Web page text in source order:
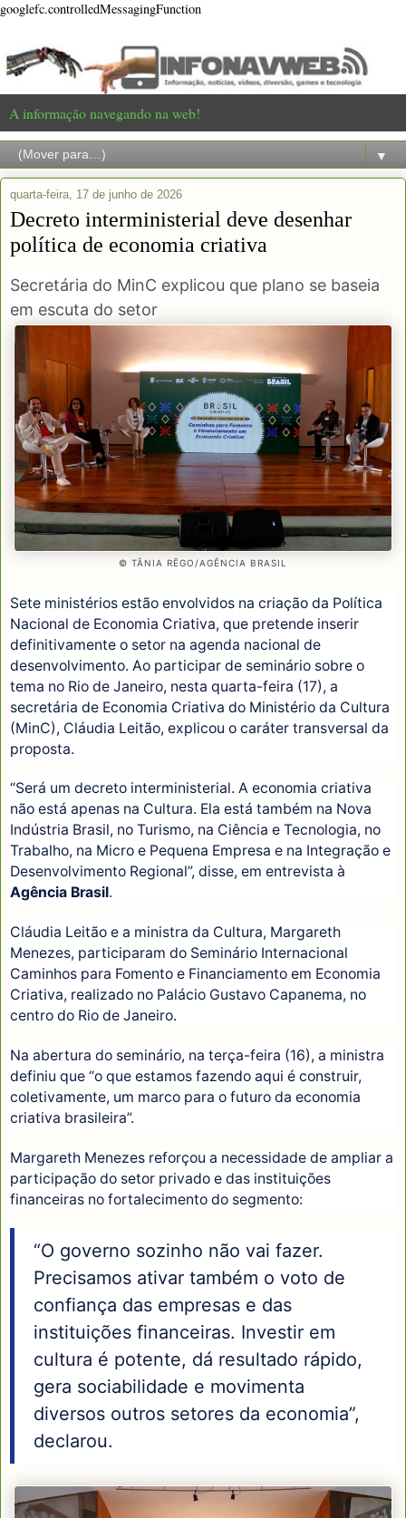
googlefc.controlledMessagingFunction
A informação navegando na web!
▼
quarta-feira, 17 de junho de 2026
Decreto interministerial deve desenhar
política de economia criativa
Secretária do MinC explicou que plano se baseia
em escuta do setor
© TÂNIA RÊGO/AGÊNCIA BRASIL
Sete ministérios estão envolvidos na criação da Política
Nacional de Economia Criativa, que pretende inserir
definitivamente o setor na agenda nacional de
desenvolvimento. Ao participar de seminário sobre o
tema no Rio de Janeiro, nesta quarta-feira (17), a
secretária de Economia Criativa do Ministério da Cultura
(MinC), Cláudia Leitão, explicou o caráter transversal da
proposta.
“Será um decreto interministerial. A economia criativa
não está apenas na Cultura. Ela está também na Nova
Indústria Brasil, no Turismo, na Ciência e Tecnologia, no
Trabalho, na Micro e Pequena Empresa e na Integração e
Desenvolvimento Regional”, disse, em entrevista à
Agência Brasil.
Cláudia Leitão e a ministra da Cultura, Margareth
Menezes, participaram do Seminário Internacional
Caminhos para Fomento e Financiamento em Economia
Criativa, realizado no Palácio Gustavo Capanema, no
centro do Rio de Janeiro.
Na abertura do seminário, na terça-feira (16), a ministra
definiu que “o que estamos fazendo aqui é construir,
coletivamente, um marco para o futuro da economia
criativa brasileira”.
Margareth Menezes reforçou a necessidade de ampliar a
participação do setor privado e das instituições
financeiras no fortalecimento do segmento:
“O governo sozinho não vai fazer.
Precisamos ativar também o voto de
confiança das empresas e das
instituições financeiras. Investir em
cultura é potente, dá resultado rápido,
gera sociabilidade e movimenta
diversos outros setores da economia”,
declarou.